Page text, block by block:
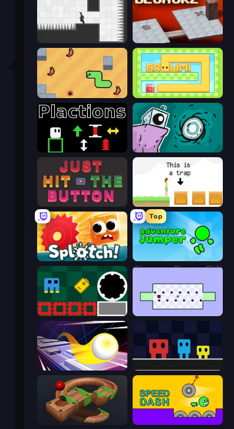
Bloxorz
SSSPICY! Growmi
Tilo
Just Hit the Button The Unfair Platformer
Splotch!
Top
Adventure Jumper
Jump and Hover World's Hardest Game
Leap and Avoid 2
Marble Run